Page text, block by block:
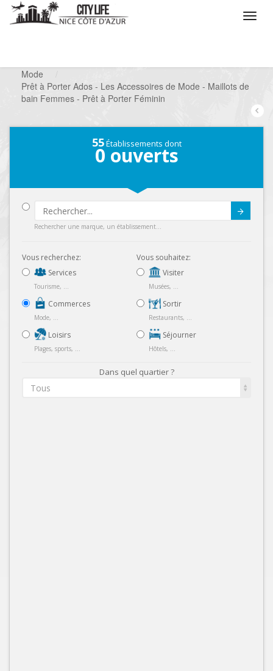
Mode
Prêt à Porter Ados - Les Accessoires de Mode - Maillots de
bain Femmes - Prêt à Porter Féminin
55Établissements dont
0 ouverts
Rechercher une marque, un établissement...
Vous recherchez:
Services
Tourisme, ...
Commerces
Mode, ...
Loisirs
Plages, sports, ...
Vous souhaitez:
Visiter
Musées, ...
Sortir
Restaurants, ...
Séjourner
Hôtels, ...
Dans quel quartier ?
Tous